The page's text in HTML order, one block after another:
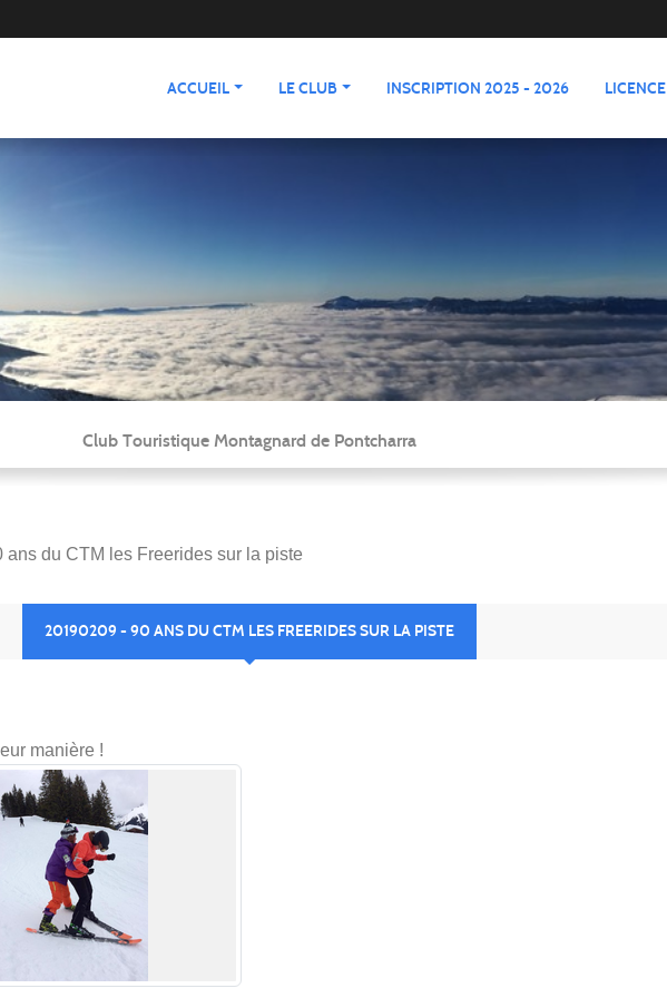
ACCUEIL LE CLUB INSCRIPTION 2025 - 2026 LICENCE
Club Touristique Montagnard de Pontcharra
ans du CTM les Freerides sur la piste
20190209 - 90 ANS DU CTM LES FREERIDES SUR LA PISTE
manière !